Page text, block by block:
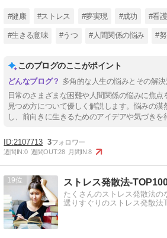
#健康 #ストレス #夢実現 #成功 #看
#生きる意味 #うつ #人間関係の悩み #
このブログのここがポイント
多角的な人生の悩みとその解
日常のさまざまな困難や人間関係の悩みに焦
見つめ方について優しく解説します。悩みの
し、前向きに生きるためのアイデアや気づきを
2107713 3
週間IN:0 週間OUT:28 月間IN:8
19 ストレス発散法-
たくさんのストレス発散法の
選りすぐりのストレス発散法